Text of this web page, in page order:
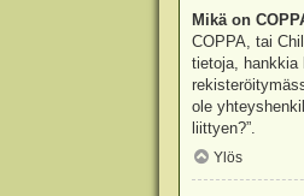
Mikä on
COPPA, tai
tietoja, hankkia
ole
liittyen?”.
Ylös